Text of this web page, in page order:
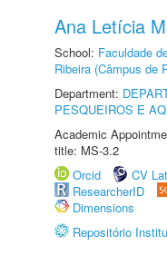
Ana Letícia
School: Faculdade
Ribeira (Câmpus de
Department:
PESQUEIROS E
Academic
title: MS-3.2
Orcid
CV
ResearcherID
Dimensions
Repositório